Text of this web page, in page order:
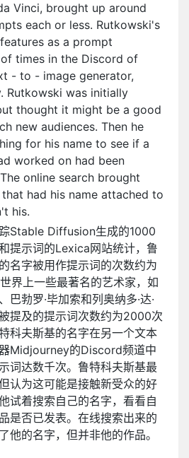
Vinci, brought up around
each or less. Rutkowski's
as a prompt
times in the Discord of
- to - image generator,
Rutkowski was initially
thought it might be a good
new audiences. Then he
for his name to see if a
worked on had been
online search brought
had his name attached to
his.
Stable Diffusion生成的1000
提示词的Lexica网站统计，鲁
名字被用作提示词的次数约为
界上一些最著名的艺术家，如
巴勃罗·毕加索和列奥纳多·达·
提及的提示词次数约为2000次
科夫斯基的名字在另一个文本
Midjourney的Discord频道中
词达数千次。鲁特科夫斯基最
认为这可能是接触新受众的好
试着搜索自己的名字，看看自
是否已发表。在线搜索出来的
他的名字，但并非他的作品。